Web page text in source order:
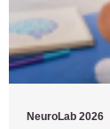
NeuroLab 2026